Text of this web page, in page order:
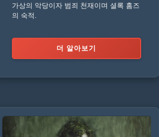
가상의 악당이자 범죄 천재이며 셜록 홈즈
의 숙적.
더 알아보기